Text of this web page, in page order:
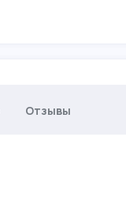
Отзывы